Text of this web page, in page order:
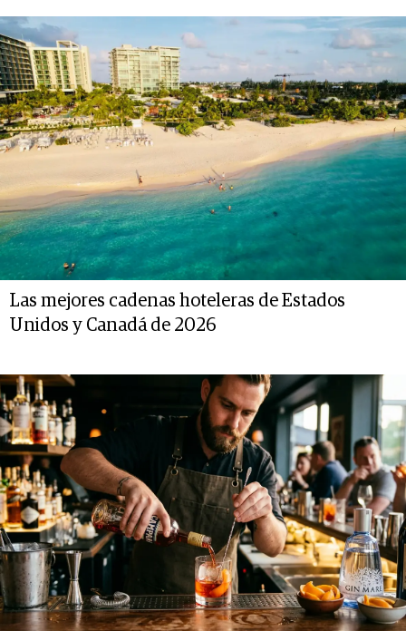
Las mejores cadenas hoteleras de Estados
Unidos y Canadá de 2026